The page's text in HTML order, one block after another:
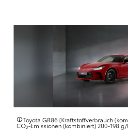
Toyota GR86 (Kraftstoffverbrauch
CO2-Emissionen (kombiniert) 200-198